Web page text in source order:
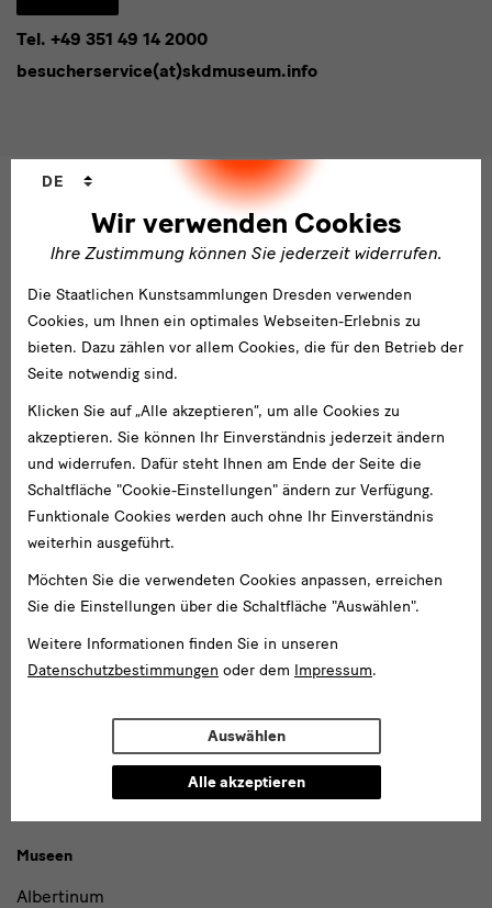
Wir verwenden Cookies
Ihre Zustimmung können Sie jederzeit widerrufen.
DE
Die Staatlichen Kunstsammlungen Dresden verwenden
Cookies, um Ihnen ein optimales Webseiten-Erlebnis zu
bieten. Dazu zählen vor allem Cookies, die für den Betrieb der
Seite notwendig sind.
Klicken Sie auf „Alle akzeptieren“, um alle Cookies zu
akzeptieren. Sie können Ihr Einverständnis jederzeit ändern
und widerrufen. Dafür steht Ihnen am Ende der Seite die
Schaltfläche "Cookie-Einstellungen" ändern zur Verfügung.
Funktionale Cookies werden auch ohne Ihr Einverständnis
weiterhin ausgeführt.
Möchten Sie die verwendeten Cookies anpassen, erreichen
Sie die Einstellungen über die Schaltfläche "Auswählen".
Weitere Informationen finden Sie in unseren
Datenschutzbestimmungen oder dem Impressum.
Auswählen
Alle akzeptieren
* Pflichtfeld
Ich stimme derDatenschutzerklärung
Ich möchte gern folgendeNewsletterabonnieren*
der Staatlichen Kunstsammlungen
Dresden
Newsletterdes Albertinum
Newsletter
Museum für Sächsische Volkskunst
Tel. +49 351 49 14 2000
besucherservice(at)skdmuseum.info
Staatliche
Kunstsammlungen
Dresden
Gebäude,
Museen
und
Institutionen
Gebäude
Albertinum
Blockhaus
Jägerhof
Japanisches Palais
Lipsiusbau
Residenzschloss
Schloss Pillnitz
Zwinger mit Semperbau
Museen
Albertinum